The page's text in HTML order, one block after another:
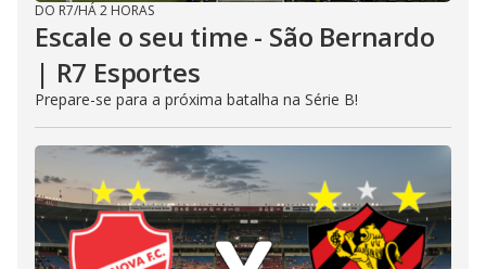
DO R7/HÁ 2 HORAS
Escale o seu time - São Bernardo
| R7 Esportes
Prepare-se para a próxima batalha na Série B!